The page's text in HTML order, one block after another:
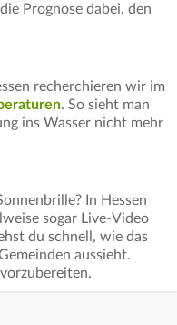
Prognose dabei, den
recherchieren wir im
. So sieht man
ins Wasser nicht mehr
In Hessen
sogar Live-Video
du schnell, wie das
aussieht.